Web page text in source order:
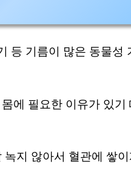
등 기름이 많은 동물성
에 필요한 이유가 있
지 않아서 혈관에 쌓